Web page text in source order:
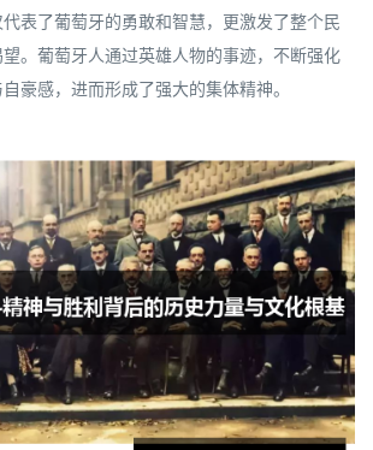
表了葡萄牙的勇敢和智慧，更激发了整个民
。葡萄牙人通过英雄人物的事迹，不断强化
豪感，进而形成了强大的集体精神。